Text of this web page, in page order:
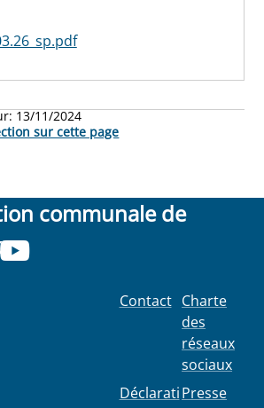
13/11/2024
sur cette page
communale de
Contact
Déclarati
Charte
des
réseaux
sociaux
Presse